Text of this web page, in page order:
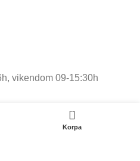
vikendom 09-15:30h
0
Korpa